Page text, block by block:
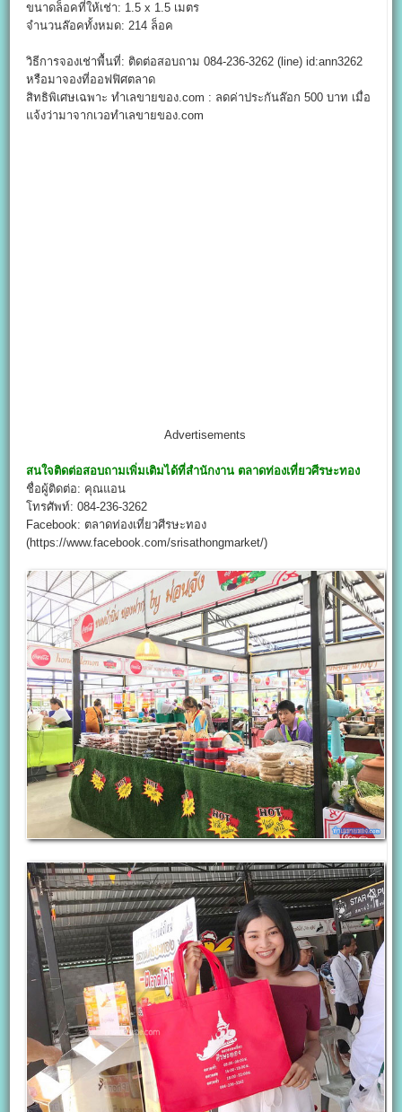
ขนาดล็อคที่ให้เช่า: 1.5 x 1.5 เมตร
จำนวนล๊อคทั้งหมด: 214 ล็อค
วิธีการจองเช่าพื้นที่: ติดต่อสอบถาม 084-236-3262 (line) id:ann3262
หรือมาจองที่ออฟฟิศตลาด
สิทธิพิเศษเฉพาะ ทำเลขายของ.com : ลดค่าประกันล๊อก 500 บาท เมื่อ
แจ้งว่ามาจากเวอทำเลขายของ.com
Advertisements
สนใจติดต่อสอบถามเพิ่มเติมได้ที่สำนักงาน ตลาดท่องเที่ยวศีรษะทอง
ชื่อผู้ติดต่อ: คุณแอน
โทรศัพท์: 084-236-3262
Facebook: ตลาดท่องเที่ยวศีรษะทอง
(https://www.facebook.com/srisathongmarket/)